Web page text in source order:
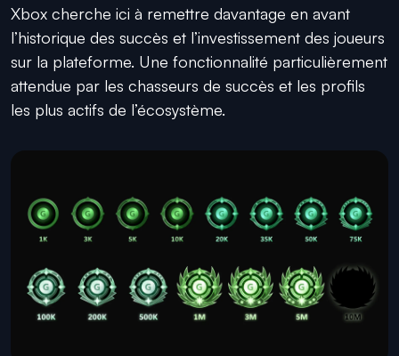
Xbox cherche ici à remettre davantage en avant
l’historique des succès et l’investissement des joueurs
sur la plateforme. Une fonctionnalité particulièrement
attendue par les chasseurs de succès et les profils
les plus actifs de l’écosystème.